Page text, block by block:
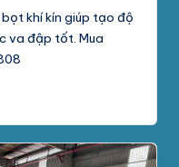
khí kín giúp tạo độ
va đập tốt. Mua